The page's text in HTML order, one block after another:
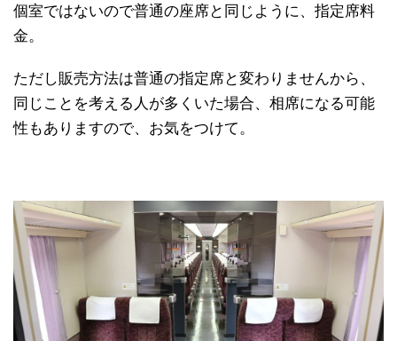
個室ではないので普通の座席と同じように、指定席料
金。
ただし販売方法は普通の指定席と変わりませんから、
同じことを考える人が多くいた場合、相席になる可能
性もありますので、お気をつけて。